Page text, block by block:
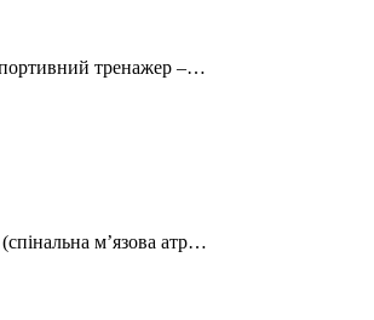
тренажер –…
м’язова атр…